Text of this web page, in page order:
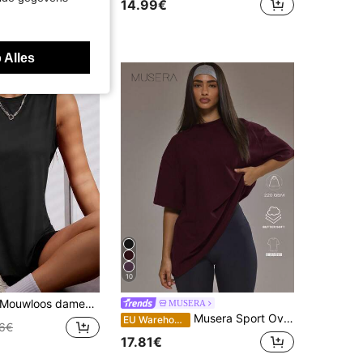
14.99€
Mouwloos dames T-shirt met wijde schouders, geschikt voor feestjes, sport, buitenactiviteiten, stadswandelingen, alle seizoenen, onmisbaar voor de lente/zomer.
10
MUSERA
EU Warehouse Musera Sport Oversized T-shirt van zachte fleece voor padel, herfst/winter, actieve kleding, sport, sportschool en workout.
17.81€
Alles